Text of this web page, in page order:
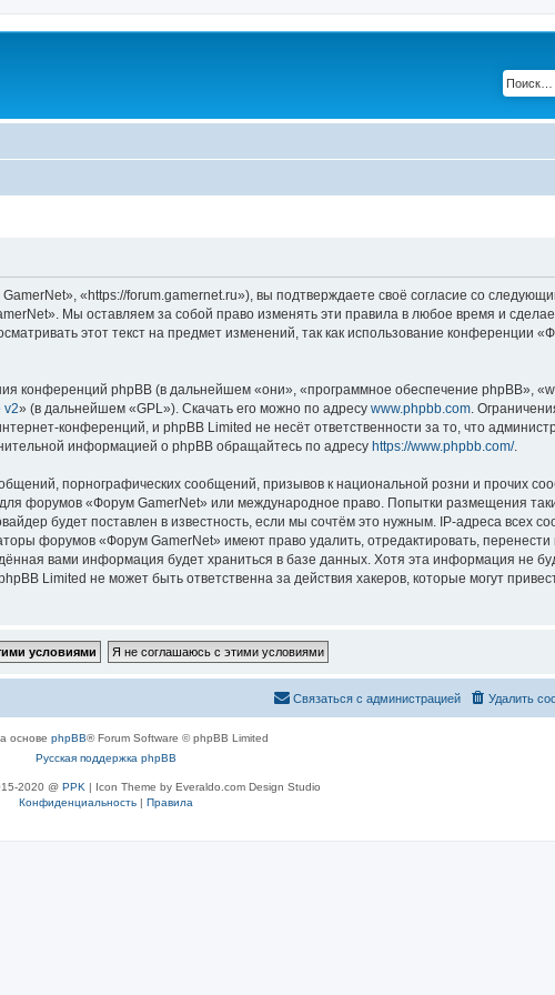
«https://forum.gamernet.ru»), вы подтверждаете своё согласие со
Мы оставляем за собой право изменять эти правила в любое время и
этот текст на предмет изменений, так как использование конференции
конференций phpBB (в дальнейшем «они», «программное обеспечение phpBB»,
v2» (в дальнейшем «GPL»). Скачать его можно по адресу www.phpbb.com.
конференций, и phpBB Limited не несёт ответственности за то, что
информацией о phpBB обращайтесь по адресу https://www.phpbb.com/.
порнографических сообщений, призывов к национальной розни и прочих
форумов «Форум GamerNet» или международное право. Попытки размещения
будет поставлен в известность, если мы сочтём это нужным. IP-адреса всех
форумов «Форум GamerNet» имеют право удалить, отредактировать,
вами информация будет храниться в базе данных. Хотя эта информация не
Limited не может быть ответственна за действия хакеров, которые могут
Удалить
Связаться с администрацией
основе phpBB® Forum Software © phpBB Limited
Русская поддержка phpBB
2020 @ PPK | Icon Theme by Everaldo.com Design Studio
Конфиденциальность| Правила